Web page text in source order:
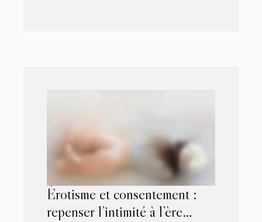
Érotisme et consentement :
repenser l’intimité à l’ère